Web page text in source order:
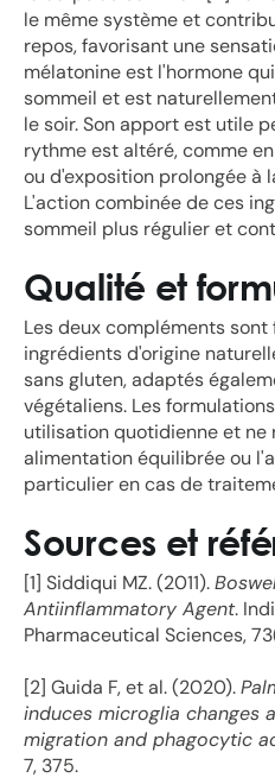
le même système et
repos, favorisant une
mélatonine est l'hormone
sommeil et est
le soir. Son apport est utile
rythme est altéré, comme
ou d'exposition prolongée à
L'action combinée de ces
sommeil plus régulier et
Qualité et
Les deux compléments
ingrédients d'origine
sans gluten, adaptés
végétaliens. Les
utilisation quotidienne et ne
alimentation équilibrée ou
particulier en cas de
Sources et
[1] Siddiqui MZ. (2011).
Antiinflammatory Agent.
Pharmaceutical Sciences,
[2] Guida F, et al. (2020).
induces microglia changes
migration and phagocytic
7, 375.